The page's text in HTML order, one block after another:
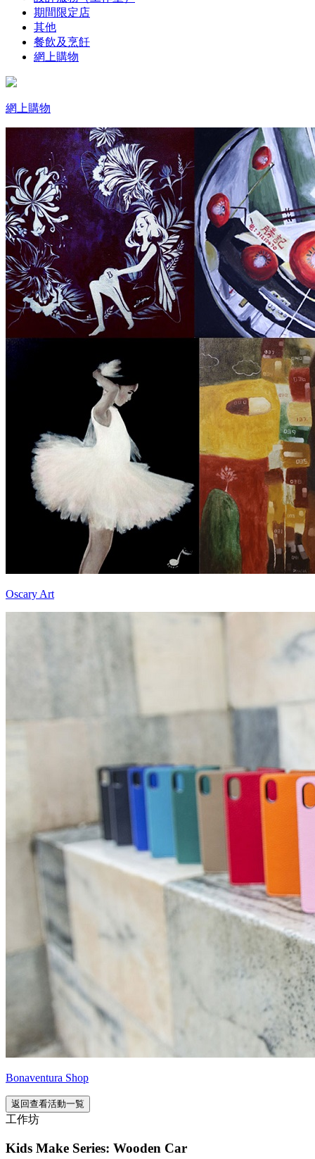
期間限定店
其他
餐飲及烹飪
網上購物
網上購物
Oscary Art
Bonaventura Shop
返回查看活動一覧
工作坊
Kids Make Series: Wooden Car